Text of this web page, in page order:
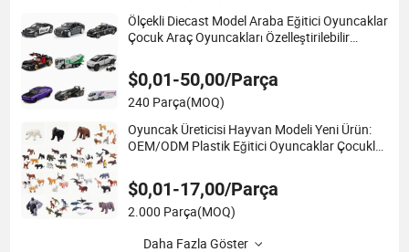
Ölçekli Diecast Model Araba Eğitici Oyuncaklar
Çocuk Araç Oyuncakları Özelleştirilebilir
$0,01-50,00/Parça
240 Parça(MOQ)
Oyuncak Üreticisi Hayvan Modeli Yeni Ürün:
OEM/ODM Plastik Eğitici Oyuncaklar Çocuklar
Oyuncağı, Çocuk Oyun Oyuncağı ve Mini
Bebek Stres Seti
$0,01-17,00/Parça
2.000 Parça(MOQ)
Daha Fazla Göster